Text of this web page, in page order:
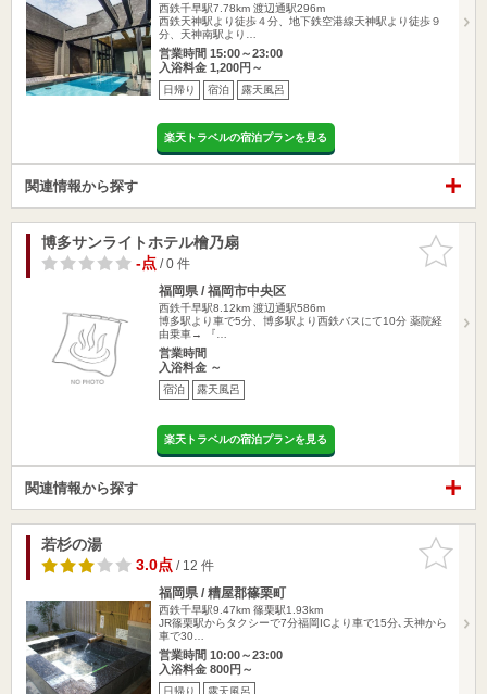
西鉄千早駅7.78km 渡辺通駅296m
西鉄天神駅より徒歩４分、地下鉄空港線天神駅より徒歩９
分、天神南駅より…
営業時間 15:00～23:00
入浴料金 1,200円～
日帰り 宿泊 露天風呂
楽天トラベルの宿泊プランを見る
関連情報から探す
お気に入
りに追加
博多サンライトホテル檜乃扇
-点/ 0 件
福岡県 / 福岡市中央区
西鉄千早駅8.12km 渡辺通駅586m
博多駅より車で5分、博多駅より西鉄バスにて10分 薬院経
由乗車→ 『…
営業時間
入浴料金 ～
宿泊 露天風呂
楽天トラベルの宿泊プランを見る
関連情報から探す
お気に入
りに追加
若杉の湯
3.0点/ 12 件
福岡県 / 糟屋郡篠栗町
西鉄千早駅9.47km 篠栗駅1.93km
JR篠栗駅からタクシーで7分福岡ICより車で15分､天神から
車で30…
営業時間 10:00～23:00
入浴料金 800円～
日帰り 露天風呂